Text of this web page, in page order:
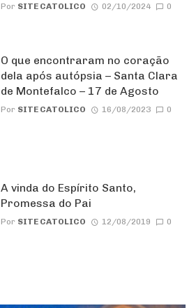
Por SITE CATOLICO 02/10/2024 0
O que encontraram no coração
dela após autópsia – Santa Clara
de Montefalco – 17 de Agosto
Por SITE CATOLICO 16/08/2023 0
A vinda do Espírito Santo,
Promessa do Pai
Por SITE CATOLICO 12/08/2019 0